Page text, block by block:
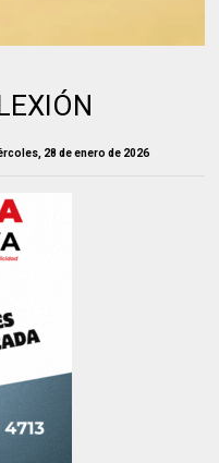
28 de enero de 2026